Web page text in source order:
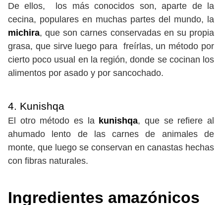
De ellos, los más conocidos son, aparte de la
cecina, populares en muchas partes del mundo, la
michira, que son carnes conservadas en su propia
grasa, que sirve luego para freírlas, un método por
cierto poco usual en la región, donde se cocinan los
alimentos por asado y por sancochado.
4. Kunishqa
El otro método es la kunishqa, que se refiere al
ahumado lento de las carnes de animales de
monte, que luego se conservan en canastas hechas
con fibras naturales.
Ingredientes amazónicos